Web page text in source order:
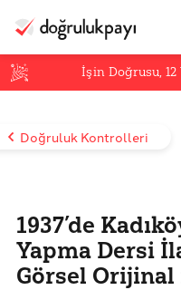
İşin Doğrusu,12
Doğruluk Kontrolleri
1937’de
Yapma Dersi
Görsel Orijinal